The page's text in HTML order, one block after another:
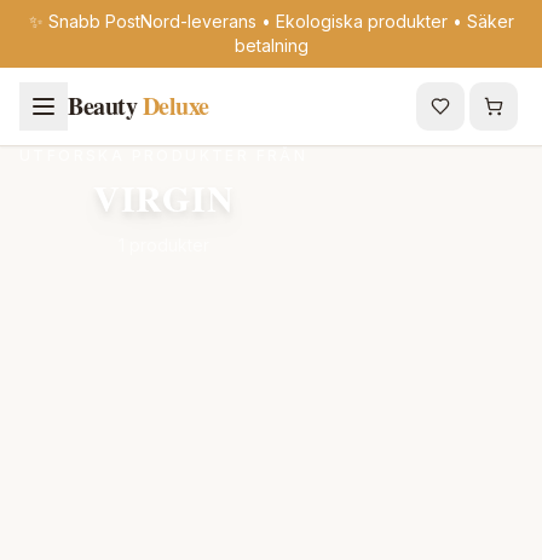
✨ Snabb PostNord-leverans • Ekologiska produkter • Säker
betalning
BeautyDeluxe
VIRGIN